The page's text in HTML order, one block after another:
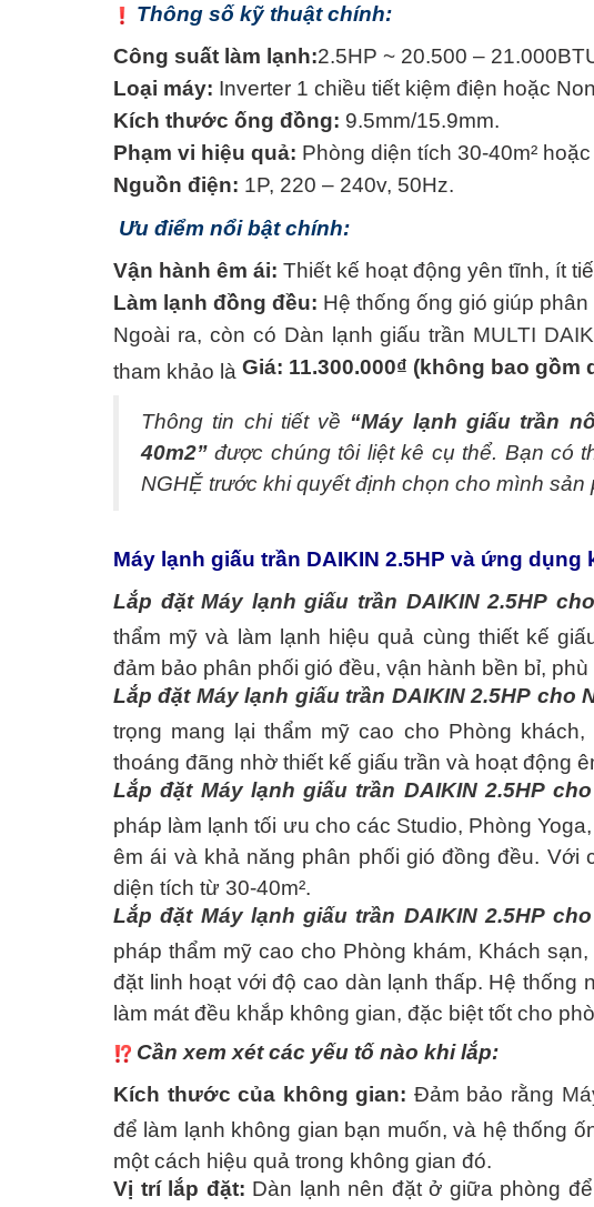
Mua bán xe
Mua bán xe
Mua bán xe
Bất động sản
Bất động sản
Việc làm
Việc làm
Việc làm
Thông số kỹ thuật chính:
Công suất làm lạnh:2.5HP ~ 20.500 –
Loại máy: Inverter 1 chiều tiết kiệm điện hoặc
Kích thước ống đồng: 9.5mm/15.9mm.
Phạm vi hiệu quả: Phòng diện tích 30-40m²
Nguồn điện: 1P, 220 – 240v, 50Hz.
Ưu điểm nổi bật chính:
Vận hành êm ái: Thiết kế hoạt động yên tĩnh, ít
Làm lạnh đồng đều: Hệ thống ống gió giúp
Ngoài ra, còn có Dàn lạnh giấu trần MULTI
tham khảo là Giá: 11.300.000₫ (không bao gồm
Thông tin chi tiết về “Máy lạnh giấu trần
40m2”được chúng tôi liệt kê cụ thể. Bạn có
NGHỆ trước khi quyết định chọn cho mình sản
Máy lạnh giấu trần DAIKIN 2.5HP và ứng dụng
Lắp đặtMáy lạnh giấu trần DAIKIN 2.5HP
thẩm mỹ và làm lạnh hiệu quả cùng thiết kế
đảm bảo phân phối gió đều, vận hành bền bỉ,
Lắp đặt Máy lạnh giấu trần DAIKIN 2.5HP cho
trọng mang lại thẩm mỹ cao cho Phòng
thoáng đãng nhờ thiết kế giấu trần và hoạt động
Lắp đặt Máy lạnh giấu trần DAIKIN 2.5HPcho
pháp làm lạnh tối ưu cho các Studio, Phòng
êm ái và khả năng phân phối gió đồng đều. Với
diện tích từ 30-40m².
Lắp đặt Máy lạnh giấu trần DAIKIN 2.5HPcho
pháp thẩm mỹ cao cho Phòng khám, Khách
đặt linh hoạt với độ cao dàn lạnh thấp. Hệ thống
làm mát đều khắp không gian, đặc biệt tốt cho
Cần xem xét các yếu tố nào khi lắp:
Kích thước của không gian: Đảm bảo rằng
để làm lạnh không gian bạn muốn, và hệ thống
một cách hiệu quả trong không gian đó.
Vị trí lắp đặt: Dàn lạnh nên đặt ở giữa phòng